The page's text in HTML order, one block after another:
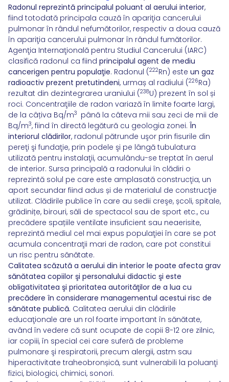
Radonul reprezintă principalul poluant al aerului interior,
fiind totodată principala cauză în apariţia cancerului
pulmonar în rândul nefumătorilor, respectiv a doua cauză
în apariţia cancerului pulmonar în rândul fumătorilor.
Agenţia Internaţională pentru Studiul Cancerului (IARC)
clasifică radonul ca fiind principalul agent de mediu
cancerigen pentru populaţie. Radonul (222Rn) este un gaz
radioactiv prezent pretutindeni, urmaș al radiului (226Ra)
rezultat din dezintegrarea uraniului (238U) prezent în sol și
roci. Concentraţiile de radon variază în limite foarte largi,
de la câțiva Bq/m3 până la câteva mii sau zeci de mii de
Bq/m3, fiind în directă legătură cu geologia zonei. În
interiorul clădirilor, radonul pătrunde uşor prin fisurile din
pereţi şi fundaţie, prin podele şi pe lângă tubulatura
utilizată pentru instalaţii, acumulându-se treptat în aerul
de interior. Sursa principală a radonului în clădiri o
reprezintă solul pe care este amplasată construcţia, un
aport secundar fiind adus și de materialul de construcţie
utilizat. Clădirile publice în care au sedii creşe, școli, spitale,
grădinițe, birouri, săli de spectacol sau de sport etc., cu
precădere spațiile ventilate insuficient sau neaerisite,
reprezintă mediul cel mai expus populaţiei în care se pot
acumula concentraţii mari de radon, care pot constitui
un risc pentru sănătate.
Calitatea scăzută a aerului din interior le poate afecta grav
sănătatea copiilor şi personalului didactic şi este
obligativitatea şi prioritatea autorităţilor de a lua cu
precădere în considerare managementul acestui risc de
sănătate publică. Calitatea aerului din clădirile
educaţionale are un rol foarte important în sănătate,
având în vedere că sunt ocupate de copii 8-12 ore zilnic,
iar copiii, în special cei care suferă de probleme
pulmonare şi respiratorii, precum alergii, astm sau
hiperactivitate traheobronșică, sunt vulnerabili la poluanţi
fizici, biologici, chimici, sonori.